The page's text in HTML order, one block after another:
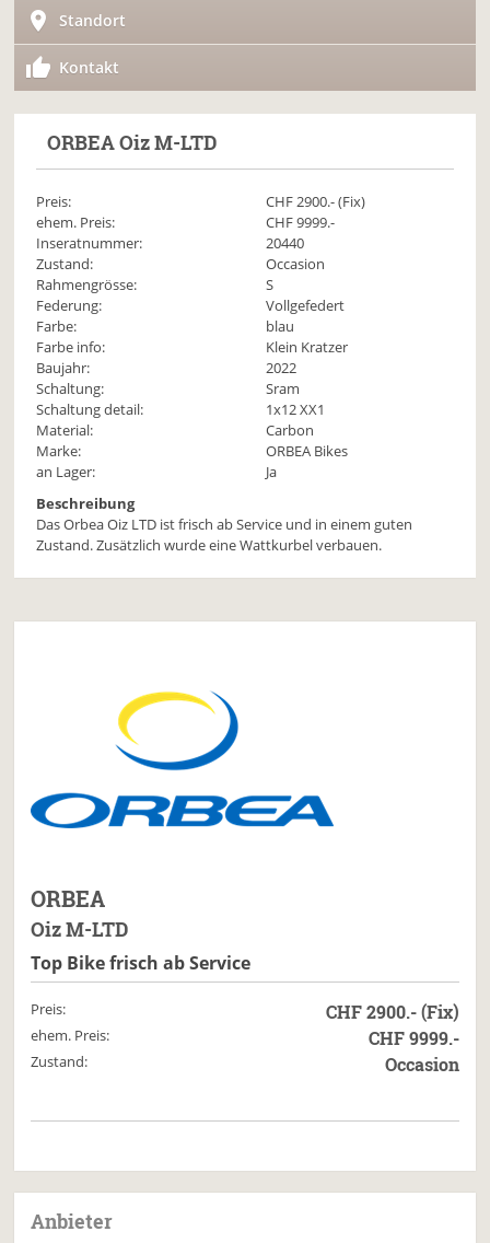
Standort
Kontakt
ORBEAOiz M-LTD
Preis: CHF2900.- (Fix)
ehem. Preis:
CHF 9999.-
Inseratnummer:
20440
Zustand:
Occasion
Rahmengrösse:
S
Federung:
Vollgefedert
Farbe:
blau
Farbe info:
Klein Kratzer
Baujahr:
2022
Schaltung:
Sram
Schaltung detail:
1x12 XX1
Material:
Carbon
Marke:
ORBEA Bikes
an Lager:
Ja
Beschreibung
Das Orbea Oiz LTD ist frisch ab Service und in einem guten
Zustand. Zusätzlich wurde eine Wattkurbel verbauen.
ORBEA
Oiz M-LTD
Top Bike frisch ab Service
Preis: CHF 2900.- (Fix)
ehem. Preis: CHF 9999.-
Zustand: Occasion
Anbieter